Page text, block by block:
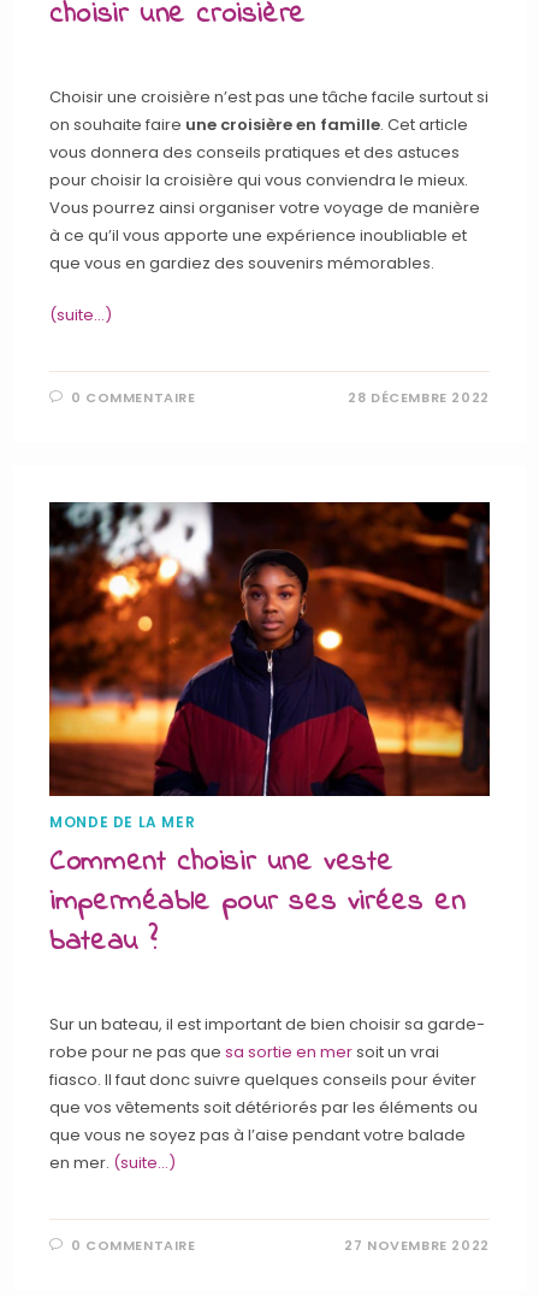
choisir une croisière
Choisir une croisière n’est pas une tâche facile surtout si
on souhaite faire une croisière en famille. Cet article
vous donnera des conseils pratiques et des astuces
pour choisir la croisière qui vous conviendra le mieux.
Vous pourrez ainsi organiser votre voyage de manière
à ce qu’il vous apporte une expérience inoubliable et
que vous en gardiez des souvenirs mémorables.
(suite…)
0 COMMENTAIRE 28 DÉCEMBRE 2022
MONDE DE LA MER
Comment choisir une veste
imperméable pour ses virées en
bateau ?
Sur un bateau, il est important de bien choisir sa garde-
robe pour ne pas quesa sortie en mersoit un vrai
fiasco. Il faut donc suivre quelques conseils pour éviter
que vos vêtements soit détériorés par les éléments ou
que vous ne soyez pas à l’aise pendant votre balade
en mer. (suite…)
0 COMMENTAIRE 27 NOVEMBRE 2022